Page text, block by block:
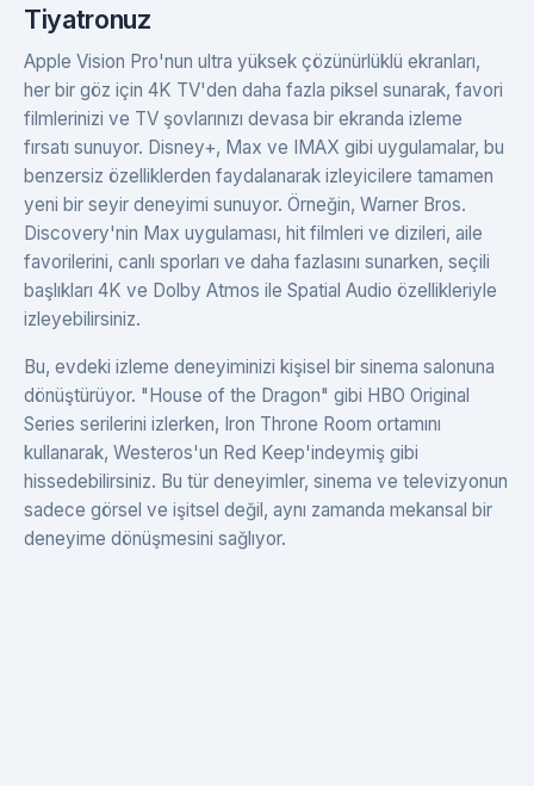
Tiyatronuz
Apple Vision Pro'nun ultra yüksek çözünürlüklü ekranları,
her bir göz için 4K TV'den daha fazla piksel sunarak, favori
filmlerinizi ve TV şovlarınızı devasa bir ekranda izleme
fırsatı sunuyor. Disney+, Max ve IMAX gibi uygulamalar, bu
benzersiz özelliklerden faydalanarak izleyicilere tamamen
yeni bir seyir deneyimi sunuyor. Örneğin, Warner Bros.
Discovery'nin Max uygulaması, hit filmleri ve dizileri, aile
favorilerini, canlı sporları ve daha fazlasını sunarken, seçili
başlıkları 4K ve Dolby Atmos ile Spatial Audio özellikleriyle
izleyebilirsiniz.
Bu, evdeki izleme deneyiminizi kişisel bir sinema salonuna
dönüştürüyor. "House of the Dragon" gibi HBO Original
Series serilerini izlerken, Iron Throne Room ortamını
kullanarak, Westeros'un Red Keep'indeymiş gibi
hissedebilirsiniz. Bu tür deneyimler, sinema ve televizyonun
sadece görsel ve işitsel değil, aynı zamanda mekansal bir
deneyime dönüşmesini sağlıyor.